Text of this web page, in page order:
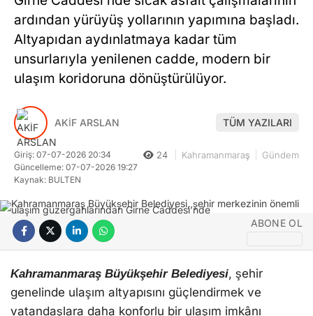
ardından yürüyüş yollarının yapımına başladı.
Altyapıdan aydınlatmaya kadar tüm
unsurlarıyla yenilenen cadde, modern bir
ulaşım koridoruna dönüştürülüyor.
AKİF ARSLAN TÜM YAZILARI
Giriş: 07-07-2026 20:34
Güncelleme: 07-07-2026 19:27
Kaynak: BULTEN
24 Kahramanmaraş Gündem
ABONE OL
Kahramanmaraş Büyükşehir Belediyesi, şehir
genelinde ulaşım altyapısını güçlendirmek ve
vatandaşlara daha konforlu bir ulaşım imkânı